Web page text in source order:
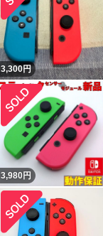
3,300円
3,980円